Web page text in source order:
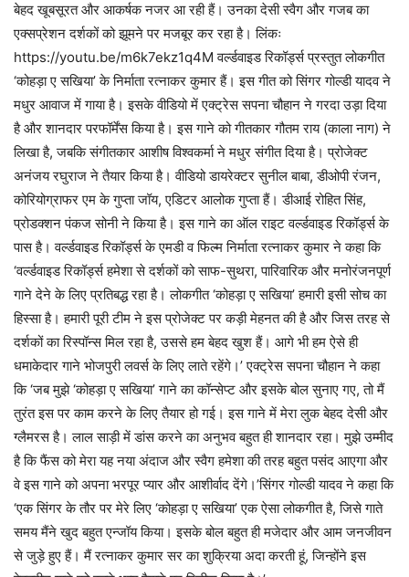
बेहद खूबसूरत और आकर्षक नजर आ रही हैं। उनका देसी स्वैग और गजब का
एक्सप्रेशन दर्शकों को झूमने पर मजबूर कर रहा है। लिंकः
https://youtu.be/m6k7ekz1q4M वर्ल्डवाइड रिकॉर्ड्स प्रस्तुत लोकगीत
‘कोहड़ा ए सखिया’ के निर्माता रत्नाकर कुमार हैं। इस गीत को सिंगर गोल्डी यादव ने
मधुर आवाज में गाया है। इसके वीडियो में एक्ट्रेस सपना चौहान ने गरदा उड़ा दिया
है और शानदार परफॉर्मेंस किया है। इस गाने को गीतकार गौतम राय (काला नाग) ने
लिखा है, जबकि संगीतकार आशीष विश्वकर्मा ने मधुर संगीत दिया है। प्रोजेक्ट
अनंजय रघुराज ने तैयार किया है। वीडियो डायरेक्टर सुनील बाबा, डीओपी रंजन,
कोरियोग्राफर एम के गुप्ता जॉय, एडिटर आलोक गुप्ता हैं। डीआई रोहित सिंह,
प्रोडक्शन पंकज सोनी ने किया है। इस गाने का ऑल राइट वर्ल्डवाइड रिकॉर्ड्स के
पास है। वर्ल्डवाइड रिकॉर्ड्स के एमडी व फिल्म निर्माता रत्नाकर कुमार ने कहा कि
‘वर्ल्डवाइड रिकॉर्ड्स हमेशा से दर्शकों को साफ-सुथरा, पारिवारिक और मनोरंजनपूर्ण
गाने देने के लिए प्रतिबद्ध रहा है। लोकगीत ‘कोहड़ा ए सखिया’ हमारी इसी सोच का
हिस्सा है। हमारी पूरी टीम ने इस प्रोजेक्ट पर कड़ी मेहनत की है और जिस तरह से
दर्शकों का रिस्पॉन्स मिल रहा है, उससे हम बेहद खुश हैं। आगे भी हम ऐसे ही
धमाकेदार गाने भोजपुरी लवर्स के लिए लाते रहेंगे।’ एक्ट्रेस सपना चौहान ने कहा
कि ‘जब मुझे ‘कोहड़ा ए सखिया’ गाने का कॉन्सेप्ट और इसके बोल सुनाए गए, तो मैं
तुरंत इस पर काम करने के लिए तैयार हो गई। इस गाने में मेरा लुक बेहद देसी और
ग्लैमरस है। लाल साड़ी में डांस करने का अनुभव बहुत ही शानदार रहा। मुझे उम्मीद
है कि फैंस को मेरा यह नया अंदाज और स्वैग हमेशा की तरह बहुत पसंद आएगा और
वे इस गाने को अपना भरपूर प्यार और आशीर्वाद देंगे।’सिंगर गोल्डी यादव ने कहा कि
‘एक सिंगर के तौर पर मेरे लिए ‘कोहड़ा ए सखिया’ एक ऐसा लोकगीत है, जिसे गाते
समय मैंने खुद बहुत एन्जॉय किया। इसके बोल बहुत ही मजेदार और आम जनजीवन
से जुड़े हुए हैं। मैं रत्नाकर कुमार सर का शुक्रिया अदा करती हूं, जिन्होंने इस